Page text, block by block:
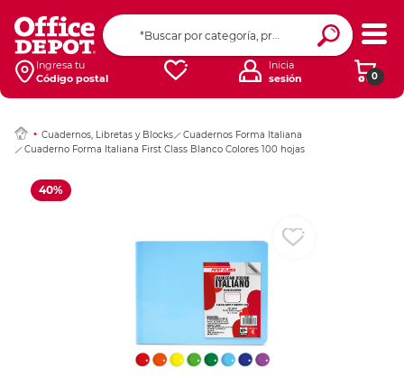
Ingresa tu
Código postal
0
Inicia
sesión
Cuadernos, Libretas y Blocks
Cuadernos Forma Italiana
Cuaderno Forma Italiana First Class Blanco Colores 100 hojas
40%
Ingresar Codigo